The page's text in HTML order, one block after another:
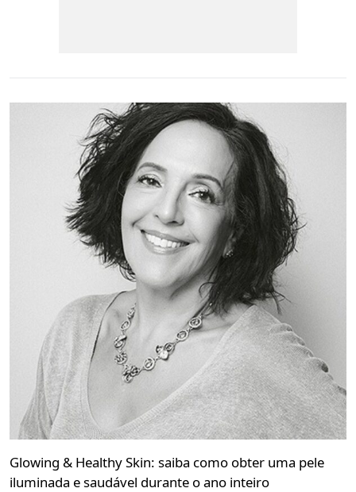
Glowing & Healthy Skin: saiba como obter uma pele
iluminada e saudável durante o ano inteiro